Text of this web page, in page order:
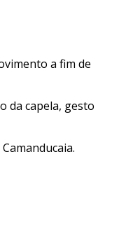
a fim de
da capela, gesto